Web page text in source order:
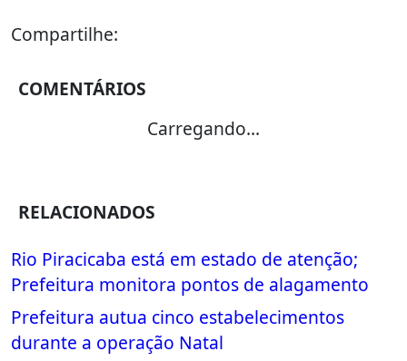
Compartilhe:
COMENTÁRIOS
Carregando...
RELACIONADOS
Rio Piracicaba está em estado de atenção;
Prefeitura monitora pontos de alagamento
Prefeitura autua cinco estabelecimentos
durante a operação Natal